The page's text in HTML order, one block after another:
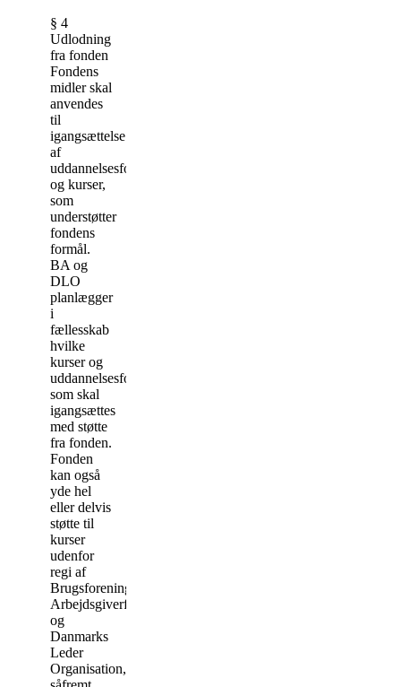
§ 4
Udlodning
fra fonden
Fondens
midler skal
anvendes
til
igangsættelse
af
uddannelsesforløb
og kurser,
som
understøtter
fondens
formål.
BA og
DLO
planlægger
i
fællesskab
hvilke
kurser og
uddannelsesforløb,
som skal
igangsættes
med støtte
fra fonden.
Fonden
kan også
yde hel
eller delvis
støtte til
kurser
udenfor
regi af
Brugsforeningernes
Arbejdsgiverforening
og
Danmarks
Leder
Organisation,